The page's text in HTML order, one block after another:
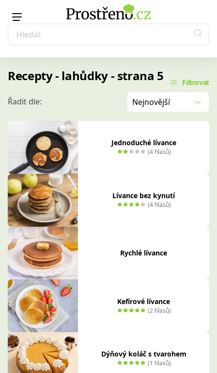
Recepty - lahůdky - strana 5 Filtrovat
Řadit dle: Nejnovější
Jednoduché lívance
(4 hlasů)
Lívance bez kynutí
(4 hlasů)
Rychlé lívance
Kefírové lívance
(2 hlasů)
Dýňový koláč s tvarohem
(1 hlasů)